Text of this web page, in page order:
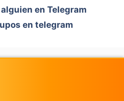
en Telegram
en telegram